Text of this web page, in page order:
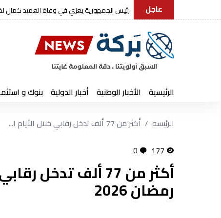
عاجل رئيس الجمهورية يعزي في وفاة العميد كمال
الرئيسية الأخبار الوطنية أخبار الدولية بنوك و
الرئيسة
أكثر من 77 ألف تدخل رقابي خلال الأيام ا...
177
0
أكثر من 77 ألف
رمضان 2026